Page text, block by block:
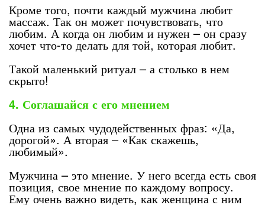
Кроме того, почти каждый мужчина любит
массаж. Так он может почувствовать, что
любим. А когда он любим и нужен – он сразу
хочет что-то делать для той, которая любит.
Такой маленький ритуал – а столько в нем
скрыто!
4. Соглашайся с его мнением
Одна из самых чудодейственных фраз: «Да,
дорогой». А вторая – «Как скажешь,
любимый».
Мужчина – это мнение. У него всегда есть своя
позиция, свое мнение по каждому вопросу.
Ему очень важно видеть, как женщина с ним